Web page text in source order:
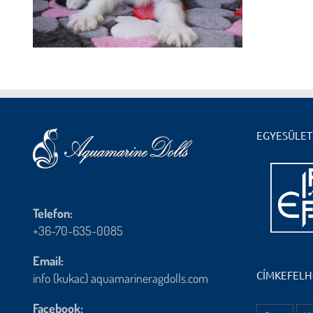
Telefon:
+36-70-635-0085
Email:
info (kukac) aquamarineragdolls.com
Facebook: